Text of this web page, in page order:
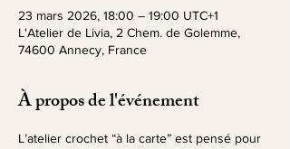
23 mars 2026, 18:00 – 19:00 UTC+1
L'Atelier de Livia, 2 Chem. de Golemme,
74600 Annecy, France
À propos de l'événement
L’atelier crochet “à la carte” est pensé pour